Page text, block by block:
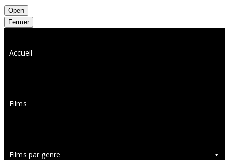
Open
Fermer
Accueil
Films
Films par genre